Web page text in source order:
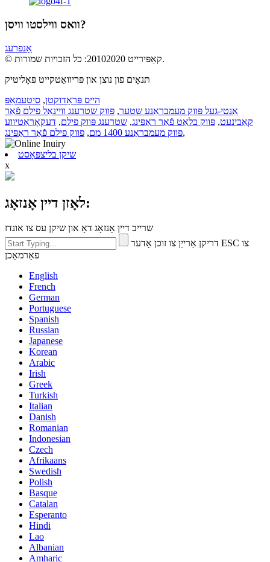
וואס ווילסטו וויסן?
אָנפרעג
© קאַפּירייט 20102020: כל הזכויות שמורות.
תּנאָים פון נוצן און פּריוואַטקייט פּאָליטיק
הייס פּראָדוקטן, סיטעמאַפּ
אַנטי-געל פּווק מעמבראַנע שטער, פּווק שטרענג וויינאַל פילם פֿאַר
קאַבינעט, פּווק בלאַט פֿאַר ראַפּינג, שטרענג פּווק פילם, דעקאָראַטיווע
פּווק מעמבראַנע 1400 מם
, פּווק פילם פֿאַר ראַפּינג ,
שיקן בליצפּאָסט
x
לאָזן דיין אָנזאָג:
שרייב דיין אָנזאָג דאָ און שיקן עס צו אונדז
דריקן אַרייַן צו זוכן אָדער ESC צו
פאַרמאַכן
English
French
German
Portuguese
Spanish
Russian
Japanese
Korean
Arabic
Irish
Greek
Turkish
Italian
Danish
Romanian
Indonesian
Czech
Afrikaans
Swedish
Polish
Basque
Catalan
Esperanto
Hindi
Lao
Albanian
Amharic